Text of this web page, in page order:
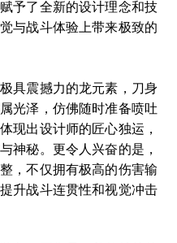
予了全新的设计理念和技
与战斗体验上带来极致的
具震撼力的龙元素，刀身
光泽，仿佛随时准备喷吐
现出设计师的匠心独运，
神秘。更令人兴奋的是，
，不仅拥有极高的伤害输
升战斗连贯性和视觉冲击